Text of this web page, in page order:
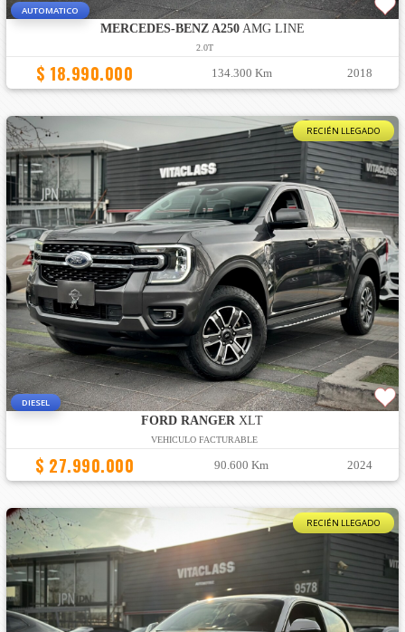
AUTOMATICO
MERCEDES-BENZ A250AMG LINE
2.0T
$ 18.990.000 134.300 Km 2018
RECIÉN LLEGADO
DIESEL
FORD RANGER XLT
VEHICULO FACTURABLE
$ 27.990.000 90.600 Km 2024
RECIÉN LLEGADO